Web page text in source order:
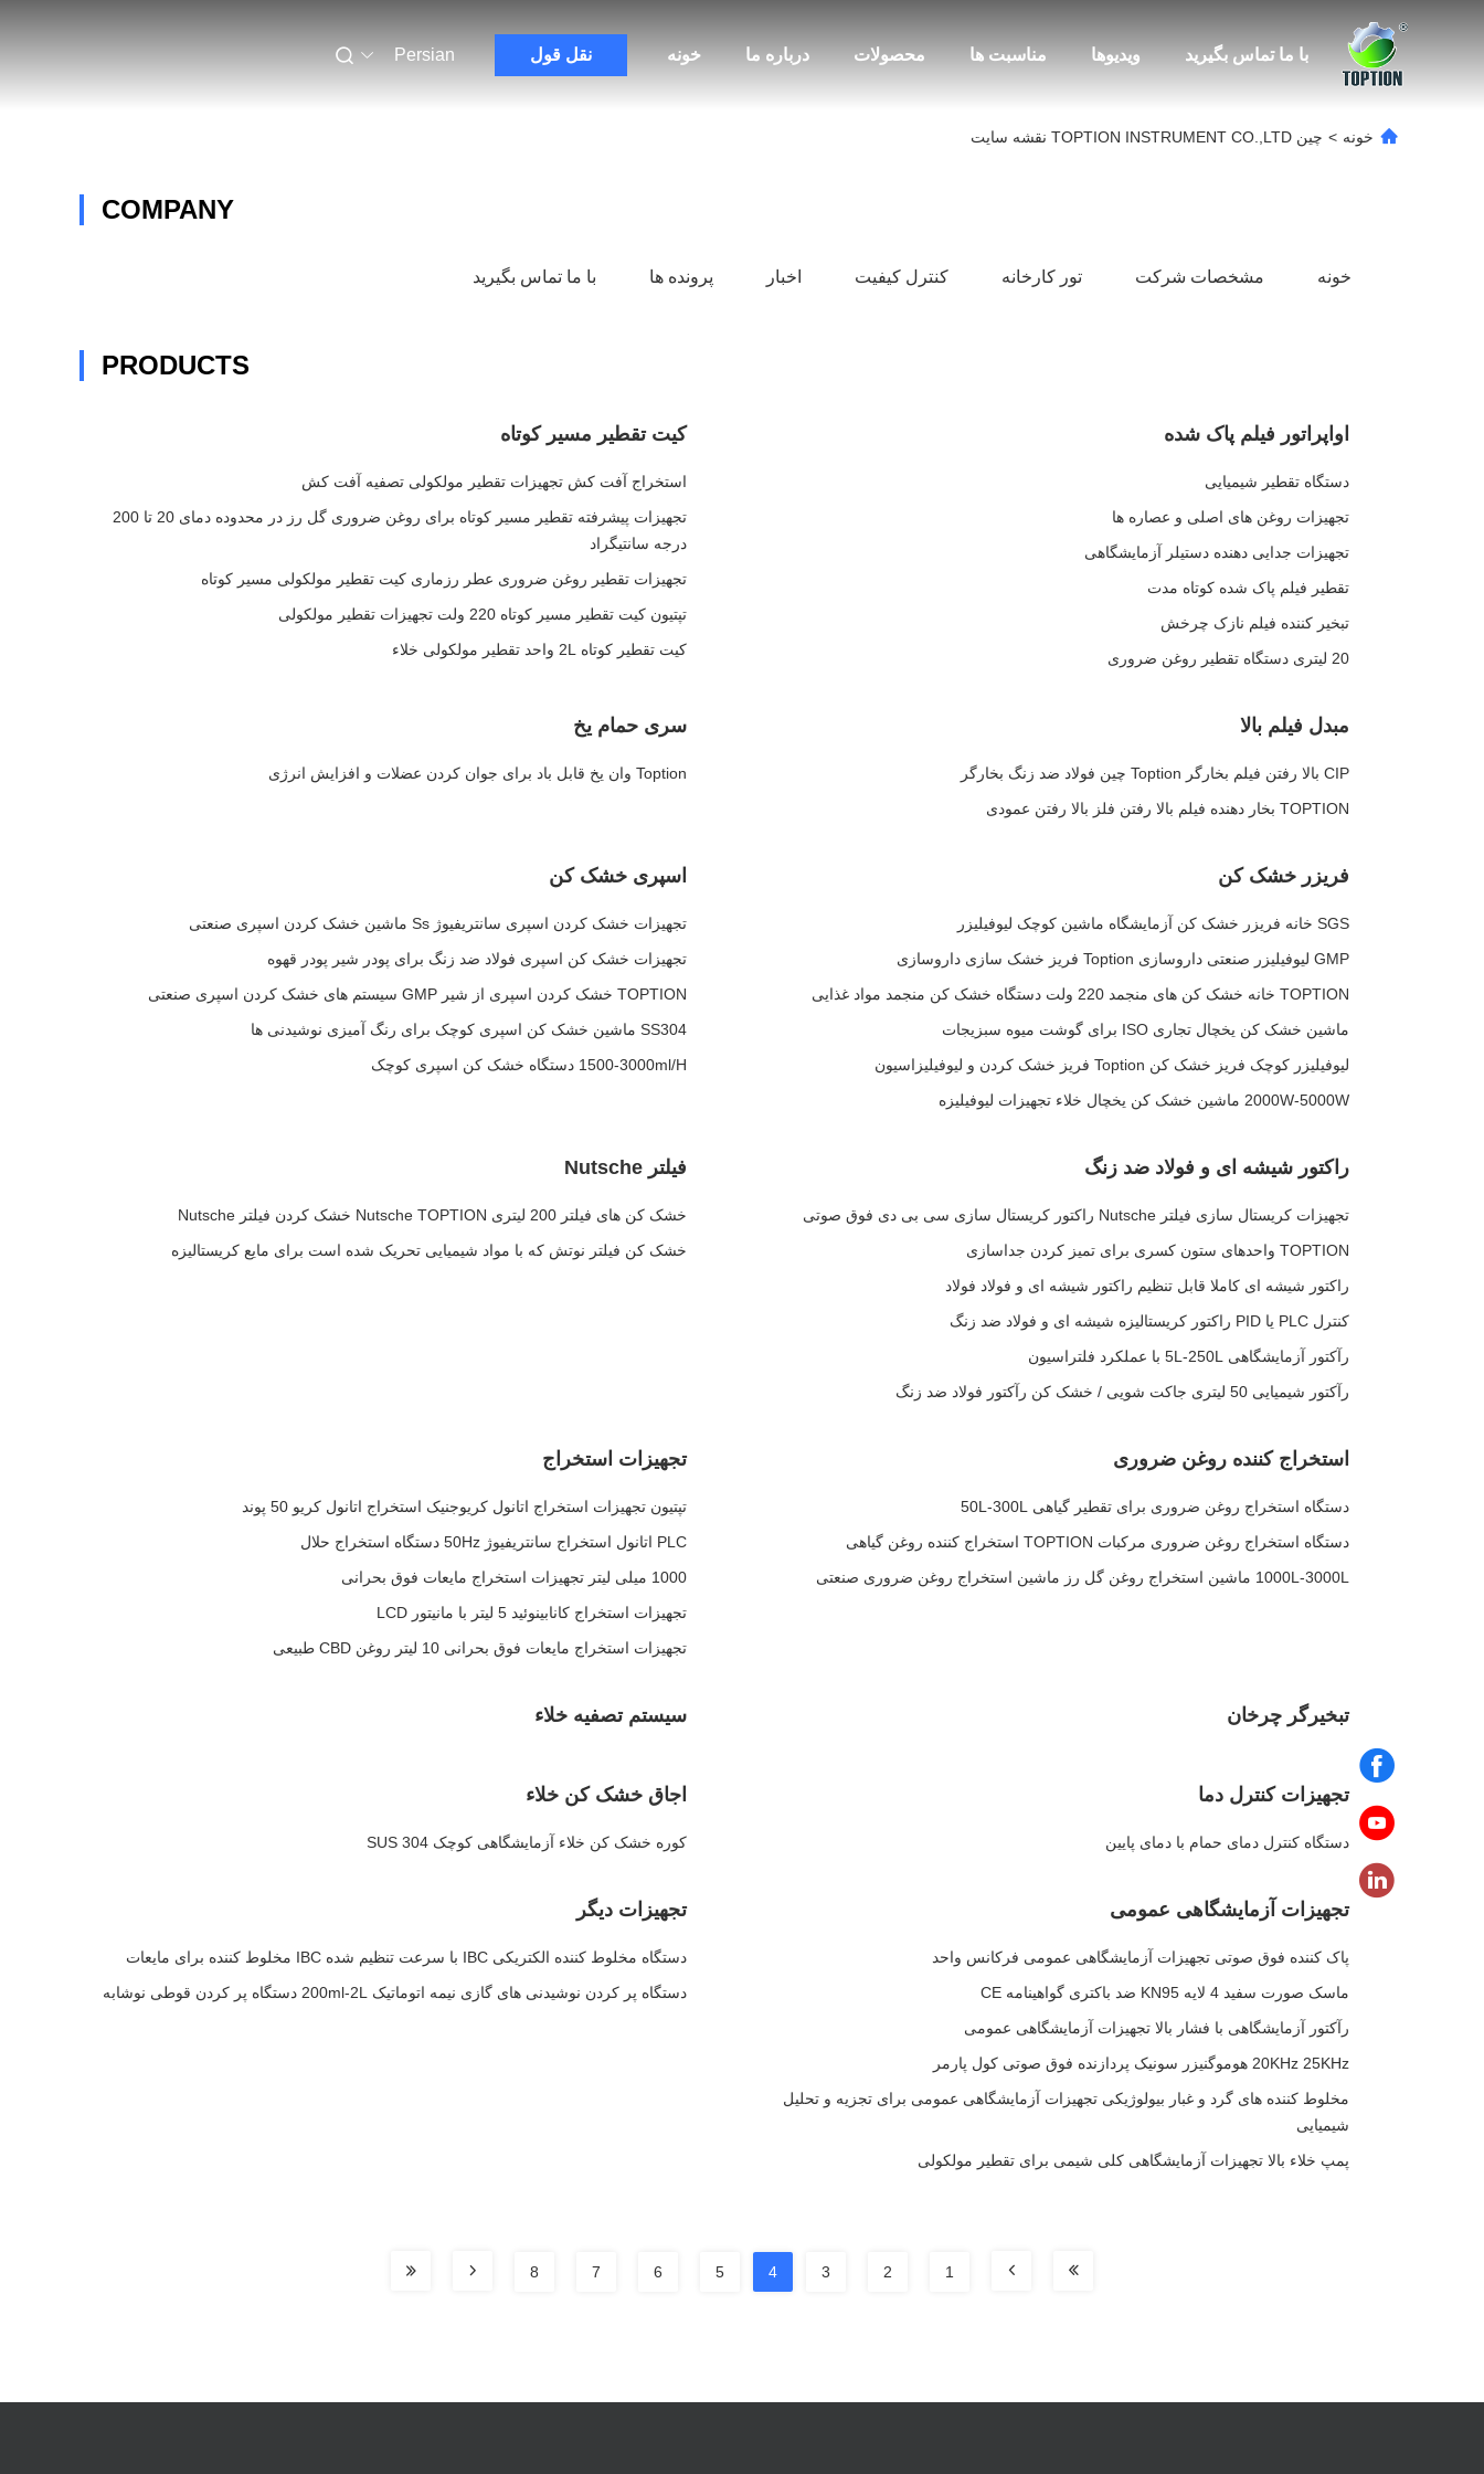
خونه درباره ما محصولات مناسبت ها ویدیوها با ما تماس بگیرید نقل قول Persian
خونه > چین TOPTION INSTRUMENT CO.,LTD نقشه سایت
COMPANY
خونه مشخصات شرکت تور کارخانه کنترل کیفیت اخبار پرونده ها با ما تماس بگیرید
PRODUCTS
اواپراتور فیلم پاک شده
دستگاه تقطیر شیمیایی
تجهیزات روغن های اصلی و عصاره ها
تجهیزات جدایی دهنده دستیلر آزمایشگاهی
تقطیر فیلم پاک شده کوتاه مدت
تبخیر کننده فیلم نازک چرخش
20 لیتری دستگاه تقطیر روغن ضروری
کیت تقطیر مسیر کوتاه
استخراج آفت کش تجهیزات تقطیر مولکولی تصفیه آفت کش
تجهیزات پیشرفته تقطیر مسیر کوتاه برای روغن ضروری گل رز در محدوده دمای 20 تا 200
درجه سانتیگراد
تجهیزات تقطیر روغن ضروری عطر رزماری کیت تقطیر مولکولی مسیر کوتاه
تپتیون کیت تقطیر مسیر کوتاه 220 ولت تجهیزات تقطیر مولکولی
کیت تقطیر کوتاه 2L واحد تقطیر مولکولی خلاء
مبدل فیلم بالا
CIP بالا رفتن فیلم بخارگر Toption چین فولاد ضد زنگ بخارگر
TOPTION بخار دهنده فیلم بالا رفتن فلز بالا رفتن عمودی
سری حمام یخ
Toption وان یخ قابل باد برای جوان کردن عضلات و افزایش انرژی
فریزر خشک کن
SGS خانه فریزر خشک کن آزمایشگاه ماشین کوچک لیوفیلیزر
GMP لیوفیلیزر صنعتی داروسازی Toption فریز خشک سازی داروسازی
TOPTION خانه خشک کن های منجمد 220 ولت دستگاه خشک کن منجمد مواد غذایی
ماشین خشک کن یخچال تجاری ISO برای گوشت میوه سبزیجات
لیوفیلیزر کوچک فریز خشک کن Toption فریز خشک کردن و لیوفیلیزاسیون
2000W-5000W ماشین خشک کن یخچال خلاء تجهیزات لیوفیلیزه
اسپری خشک کن
تجهیزات خشک کردن اسپری سانتریفیوژ Ss ماشین خشک کردن اسپری صنعتی
تجهیزات خشک کن اسپری فولاد ضد زنگ برای پودر شیر پودر قهوه
TOPTION خشک کردن اسپری از شیر GMP سیستم های خشک کردن اسپری صنعتی
SS304 ماشین خشک کن اسپری کوچک برای رنگ آمیزی نوشیدنی ها
1500-3000ml/H دستگاه خشک کن اسپری کوچک
راکتور شیشه ای و فولاد ضد زنگ
تجهیزات کریستال سازی فیلتر Nutsche راکتور کریستال سازی سی بی دی فوق صوتی
TOPTION واحدهای ستون کسری برای تمیز کردن جداسازی
راکتور شیشه ای کاملا قابل تنظیم راکتور شیشه ای و فولاد فولاد
کنترل PLC یا PID راکتور کریستالیزه شیشه ای و فولاد ضد زنگ
رآکتور آزمایشگاهی 5L-250L با عملکرد فلتراسیون
رآکتور شیمیایی 50 لیتری جاکت شویی / خشک کن رآکتور فولاد ضد زنگ
فیلتر Nutsche
خشک کن های فیلتر 200 لیتری Nutsche TOPTION خشک کردن فیلتر Nutsche
خشک کن فیلتر نوتش که با مواد شیمیایی تحریک شده است برای مایع کریستالیزه
استخراج کننده روغن ضروری
دستگاه استخراج روغن ضروری برای تقطیر گیاهی 50L-300L
دستگاه استخراج روغن ضروری مرکبات TOPTION استخراج کننده روغن گیاهی
1000L-3000L ماشین استخراج روغن گل رز ماشین استخراج روغن ضروری صنعتی
تجهیزات استخراج
تپتیون تجهیزات استخراج اتانول کریوجنیک استخراج اتانول کریو 50 پوند
PLC اتانول استخراج سانتریفیوژ 50Hz دستگاه استخراج حلال
1000 میلی لیتر تجهیزات استخراج مایعات فوق بحرانی
تجهیزات استخراج کانابینوئید 5 لیتر با مانیتور LCD
تجهیزات استخراج مایعات فوق بحرانی 10 لیتر روغن CBD طبیعی
تبخیرگر چرخان سیستم تصفیه خلاء
تجهیزات کنترل دما
دستگاه کنترل دمای حمام با دمای پایین
اجاق خشک کن خلاء
کوره خشک کن خلاء آزمایشگاهی کوچک SUS 304
تجهیزات آزمایشگاهی عمومی
پاک کننده فوق صوتی تجهیزات آزمایشگاهی عمومی فرکانس واحد
ماسک صورت سفید 4 لایه KN95 ضد باکتری گواهینامه CE
رآکتور آزمایشگاهی با فشار بالا تجهیزات آزمایشگاهی عمومی
20KHz 25KHz هوموگنیزر سونیک پردازنده فوق صوتی کول پارمر
مخلوط کننده های گرد و غبار بیولوژیکی تجهیزات آزمایشگاهی عمومی برای تجزیه و تحلیل
شیمیایی
پمپ خلاء بالا تجهیزات آزمایشگاهی کلی شیمی برای تقطیر مولکولی
تجهیزات دیگر
دستگاه مخلوط کننده الکتریکی IBC با سرعت تنظیم شده IBC مخلوط کننده برای مایعات
دستگاه پر کردن نوشیدنی های گازی نیمه اتوماتیک 200ml-2L دستگاه پر کردن قوطی نوشابه
1
2
3
4
5
6
7
8